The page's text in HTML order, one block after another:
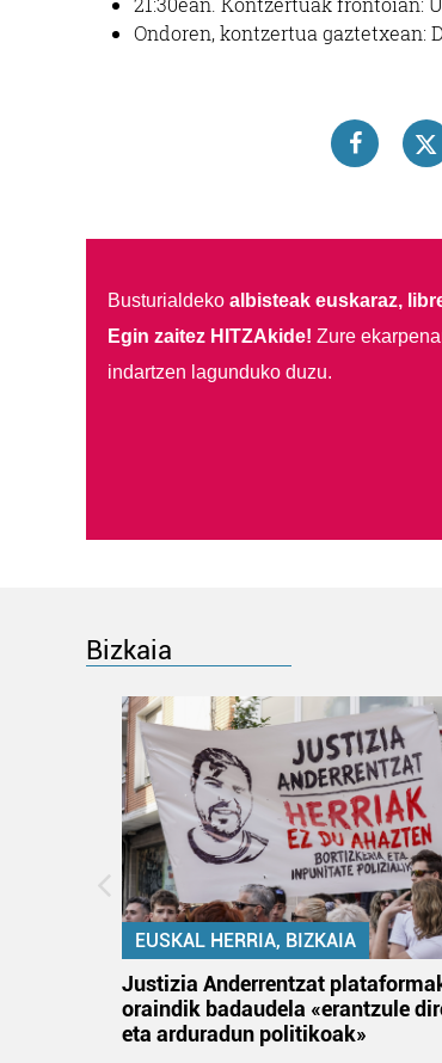
Ondoren, kontzertua gaztetxean:
Busturialdeko albisteak euskaraz,
Egin zaitez HITZAkide! Zure
indartzen lagunduko duzu.
Bizkaia
EUSKAL HERRIA, BIZKAIA
Justizia Anderrentzat
oraindik badaudela «erantzule
eta arduradun politikoak»